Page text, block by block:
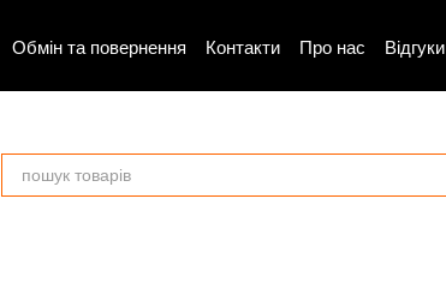
Обмін та повернення Контакти Про нас Відгуки